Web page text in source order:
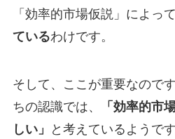
「効率的市場仮説」によっ
ているわけです。
そして、ここが重要なので
ちの認識では、
「効率的市
しい」
と考えているようです